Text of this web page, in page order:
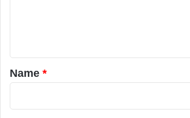
a
r
*
Name *